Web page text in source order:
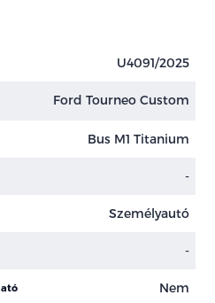
U4091/2025
Ford Tourneo Custom
Bus M1 Titanium
-
Személyautó
-
Nem